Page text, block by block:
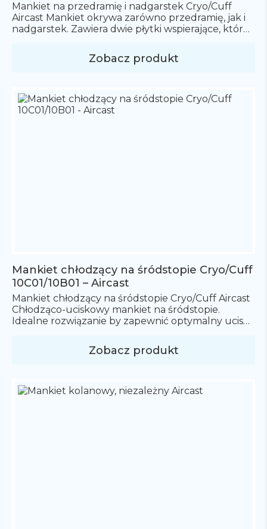
Mankiet na przedramię i nadgarstek Cryo/Cuff
Aircast Mankiet okrywa zarówno przedramię, jak i
nadgarstek. Zawiera dwie płytki wspierające, które
ruchu. Rozmiar uniwersalny. Idealne rozwiązanie
by zapewnić optymalny ucisk oraz schłodzenie
osobnym zakupie.
Zobacz produkt
Mankiet chłodzący na śródstopie Cryo/Cuff
10C01/10B01 – Aircast
Mankiet chłodzący na śródstopie Cryo/Cuff Aircast
Chłodząco-uciskowy mankiet na śródstopie.
Idealne rozwiązanie by zapewnić optymalny ucisk
Cryo/Cuff to zaawansowane rozwiązanie do terapii
zimnem, które łączy efektywne schłodzenie z
skład systemu Cryo/Cuff wchodzą trzy główne
Zobacz produkt